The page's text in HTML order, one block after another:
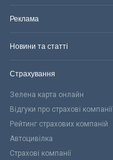
Реклама
Новини та статті
Страхування
Зелена карта онлайн
Відгуки про страхові компанії
Рейтинг страхових компаній
Автоцивілка
Страхові компанії